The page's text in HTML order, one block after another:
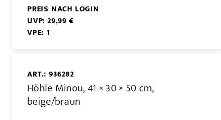
PREIS NACH LOGIN
UVP: 29,99 €
VPE: 1
ART.: 936282
Höhle Minou, 41 × 30 × 50 cm,
beige/braun